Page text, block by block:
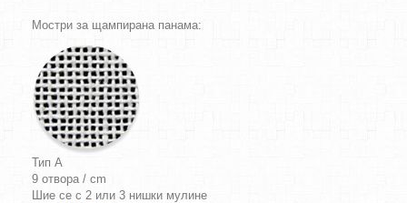
Мостри за щампирана панама:
Тип A
9 отвора / cm
Шие се с 2 или 3 нишки мулине